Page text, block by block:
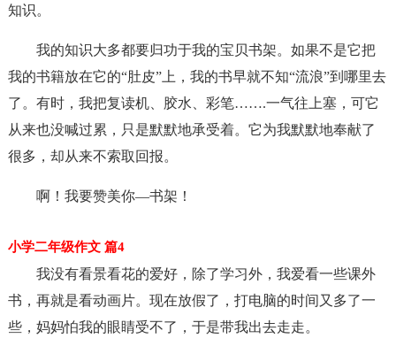
知识。
我的知识大多都要归功于我的宝贝书架。如果不是它把
我的书籍放在它的“肚皮”上，我的书早就不知“流浪”到哪里去
了。有时，我把复读机、胶水、彩笔…….一气往上塞，可它
从来也没喊过累，只是默默地承受着。它为我默默地奉献了
很多，却从来不索取回报。
啊！我要赞美你—书架！
小学二年级作文 篇4
我没有看景看花的爱好，除了学习外，我爱看一些课外
书，再就是看动画片。现在放假了，打电脑的时间又多了一
些，妈妈怕我的眼睛受不了，于是带我出去走走。